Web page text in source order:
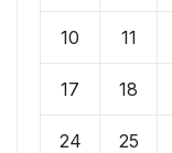
10 11
17 18
24 25